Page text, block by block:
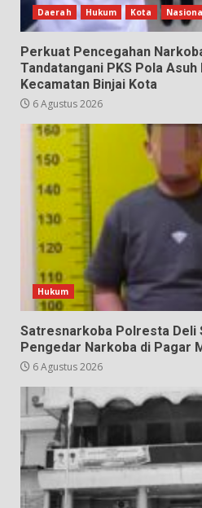
Daerah Hukum Kota
Perkuat Pencegahan
Tandatangani PKS Pola
Kecamatan Binjai Kota
6 Agustus 2026
Hukum
Satresnarkoba Polresta Deli
Pengedar Narkoba di Pagar
6 Agustus 2026